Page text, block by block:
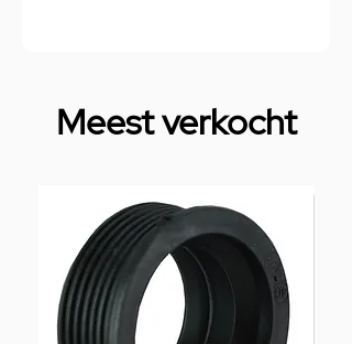
Meest verkocht